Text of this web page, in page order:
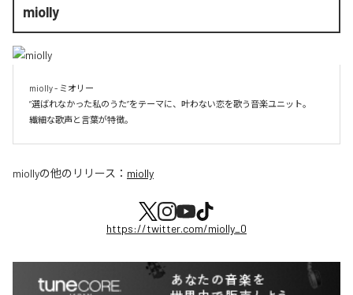
miolly
miolly - ミオリー
”選ばれなかった私のうた”をテーマに、叶わない恋を歌う音楽ユニット。
miollyの他のリリース： miolly
https://twitter.com/miolly_0